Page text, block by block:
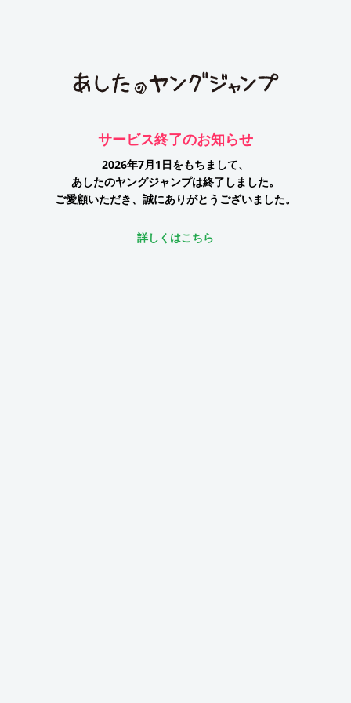
サービス終了のお知らせ
2026年7月1日をもちまして、
あしたのヤングジャンプは終了しました。
ご愛顧いただき、誠にありがとうございました。
詳しくはこちら